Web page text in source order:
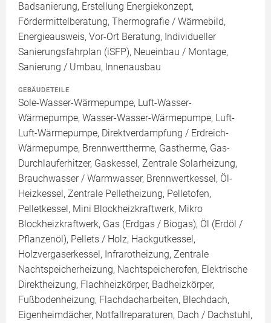
Badsanierung, Erstellung Energiekonzept,
Fördermittelberatung, Thermografie / Wärmebild,
Energieausweis, Vor-Ort Beratung, Individueller
Sanierungsfahrplan (iSFP), Neueinbau / Montage,
Sanierung / Umbau, Innenausbau
GEBÄUDETEILE
Sole-Wasser-Wärmepumpe, Luft-Wasser-
Wärmepumpe, Wasser-Wasser-Wärmepumpe, Luft-
Luft-Wärmepumpe, Direktverdampfung / Erdreich-
Wärmepumpe, Brennwerttherme, Gastherme, Gas-
Durchlauferhitzer, Gaskessel, Zentrale Solarheizung,
Brauchwasser / Warmwasser, Brennwertkessel, Öl-
Heizkessel, Zentrale Pelletheizung, Pelletofen,
Pelletkessel, Mini Blockheizkraftwerk, Mikro
Blockheizkraftwerk, Gas (Erdgas / Biogas), Öl (Erdöl /
Pflanzenöl), Pellets / Holz, Hackgutkessel,
Holzvergaserkessel, Infrarotheizung, Zentrale
Nachtspeicherheizung, Nachtspeicherofen, Elektrische
Direktheizung, Flachheizkörper, Badheizkörper,
Fußbodenheizung, Flachdacharbeiten, Blechdach,
Eigenheimdächer, Notfallreparaturen, Dach / Dachstuhl,